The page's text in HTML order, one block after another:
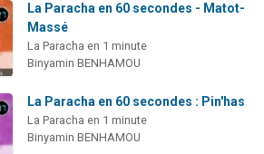
La Paracha en 60 secondes - Matot-
Massé
La Paracha en 1 minute
Binyamin BENHAMOU
La Paracha en 60 secondes : Pin'has
La Paracha en 1 minute
Binyamin BENHAMOU